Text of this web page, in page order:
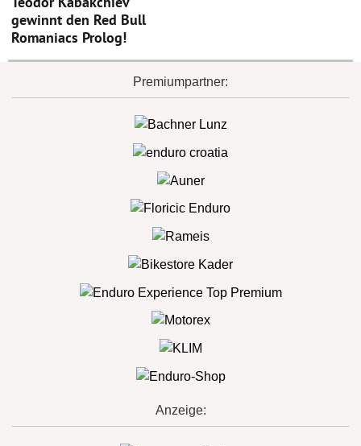
gewinnt den Red Bull
Romaniacs Prolog!
Premiumpartner:
Anzeige: